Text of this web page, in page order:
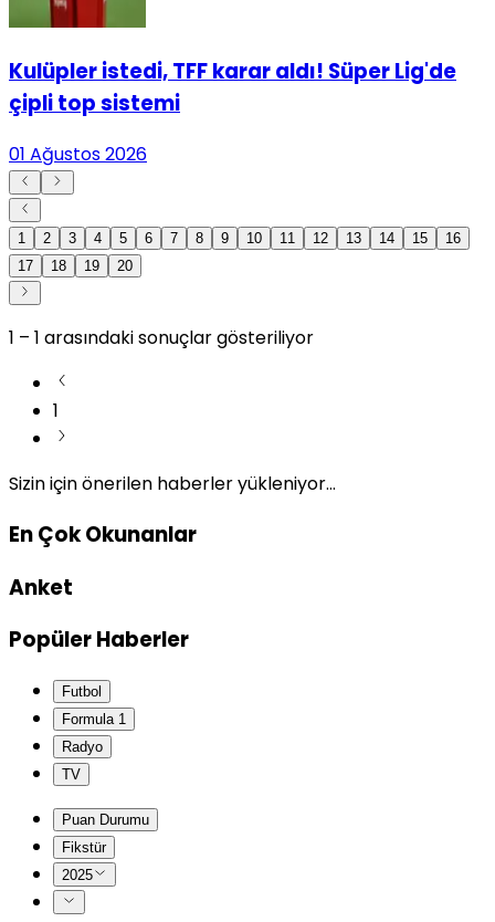
Kulüpler istedi, TFF karar aldı! Süper Lig'de
çipli top sistemi
01 Ağustos 2026
1 2 3 4 5 6 7 8 9 10 11 12 13 14 15
16
17
18 19 20
1 – 1 arasındaki sonuçlar gösteriliyor
1
Sizin için önerilen haberler yükleniyor...
En Çok Okunanlar
Anket
Popüler Haberler
Futbol
Formula 1
Radyo
TV
Puan Durumu
Fikstür
2025